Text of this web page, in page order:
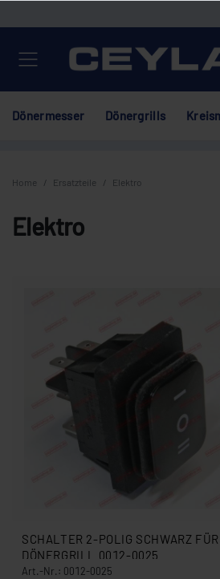
Dönermesser Dönergrills
Home Ersatzteile Elektro
Elektro
SCHALTER 2-POLIG SCHWARZ
DÖNERGRILL 0012-0025
Art.-Nr.: 0012-0025